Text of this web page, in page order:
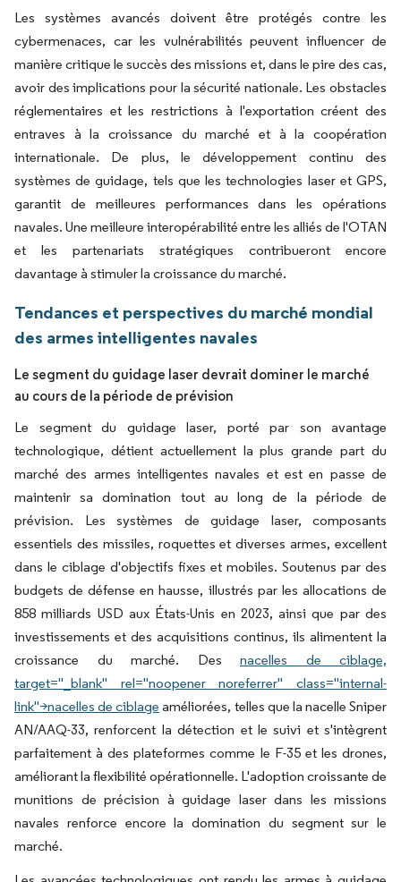
Les systèmes avancés doivent être protégés contre les
cybermenaces, car les vulnérabilités peuvent influencer de
manière critique le succès des missions et, dans le pire des cas,
avoir des implications pour la sécurité nationale. Les obstacles
réglementaires et les restrictions à l'exportation créent des
entraves à la croissance du marché et à la coopération
internationale. De plus, le développement continu des
systèmes de guidage, tels que les technologies laser et GPS,
garantit de meilleures performances dans les opérations
navales. Une meilleure interopérabilité entre les alliés de l'OTAN
et les partenariats stratégiques contribueront encore
davantage à stimuler la croissance du marché.
Tendances et perspectives du marché mondial
des armes intelligentes navales
Le segment du guidage laser devrait dominer le marché
au cours de la période de prévision
Le segment du guidage laser, porté par son avantage
technologique, détient actuellement la plus grande part du
marché des armes intelligentes navales et est en passe de
maintenir sa domination tout au long de la période de
prévision. Les systèmes de guidage laser, composants
essentiels des missiles, roquettes et diverses armes, excellent
dans le ciblage d'objectifs fixes et mobiles. Soutenus par des
budgets de défense en hausse, illustrés par les allocations de
858 milliards USD aux États-Unis en 2023, ainsi que par des
investissements et des acquisitions continus, ils alimentent la
croissance du marché. Des nacelles de ciblage,
target="_blank" rel="noopener noreferrer" class="internal-
link">nacelles de ciblage améliorées, telles que la nacelle Sniper
AN/AAQ-33, renforcent la détection et le suivi et s'intègrent
parfaitement à des plateformes comme le F-35 et les drones,
améliorant la flexibilité opérationnelle. L'adoption croissante de
munitions de précision à guidage laser dans les missions
navales renforce encore la domination du segment sur le
marché.